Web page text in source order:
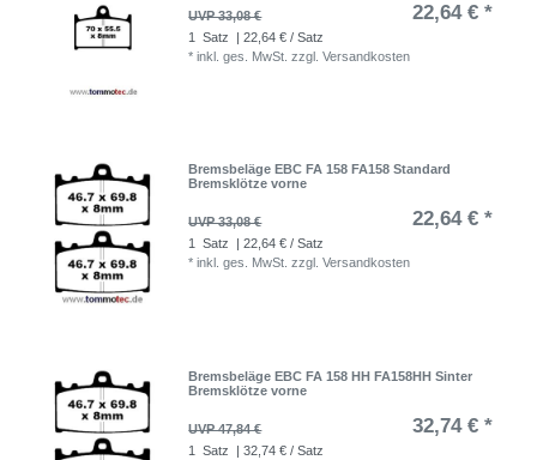
UVP 33,08 € 22,64 € *
1 Satz
| 22,64 € / Satz
*inkl. ges. MwSt. zzgl.Versandkosten
Bremsbeläge EBC FA 158 FA158 Standard
Bremsklötze vorne
UVP 33,08 € 22,64 € *
1 Satz
| 22,64 € / Satz
*inkl. ges. MwSt. zzgl.Versandkosten
Bremsbeläge EBC FA 158 HH FA158HH Sinter
Bremsklötze vorne
UVP 47,84 € 32,74 € *
1 Satz
| 32,74 € / Satz